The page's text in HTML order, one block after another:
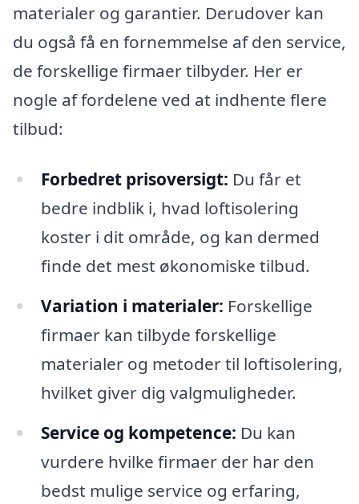
materialer og garantier. Derudover kan
du også få en fornemmelse af den service,
de forskellige firmaer tilbyder. Her er
nogle af fordelene ved at indhente flere
tilbud:
Forbedret prisoversigt: Du får et
bedre indblik i, hvad loftisolering
koster i dit område, og kan dermed
finde det mest økonomiske tilbud.
Variation i materialer: Forskellige
firmaer kan tilbyde forskellige
materialer og metoder til loftisolering,
hvilket giver dig valgmuligheder.
Service og kompetence: Du kan
vurdere hvilke firmaer der har den
bedst mulige service og erfaring,